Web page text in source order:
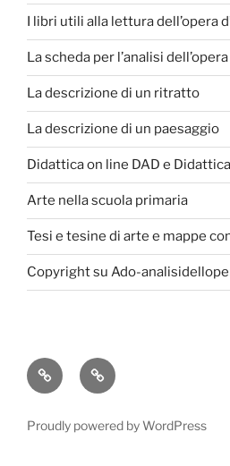
I libri utili alla lettura dell’opera
La scheda per l’analisi dell’opera
La descrizione di un ritratto
La descrizione di un paesaggio
Didattica on line DAD e
Arte nella scuola primaria
Tesi e tesine di arte e mappe
Copyright su Ado-
Privacy
Policy
Cookie
Poicy
Proudly powered by WordPress